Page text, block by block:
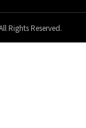
Rights Reserved.